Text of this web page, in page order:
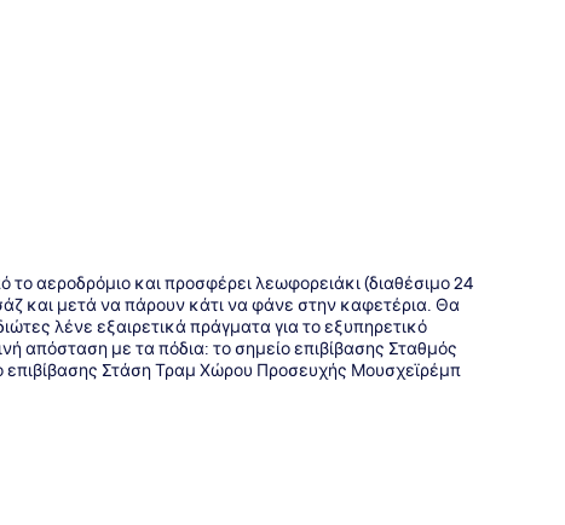
αεροδρόμιο και προσφέρει λεωφορειάκι (διαθέσιμο 24
και μετά να πάρουν κάτι να φάνε στην καφετέρια. Θα
λένε εξαιρετικά πράγματα για το εξυπηρετικό
απόσταση με τα πόδια: το σημείο επιβίβασης Σταθμός
Στάση Τραμ Χώρου Προσευχής Μουσχεϊρέμπ